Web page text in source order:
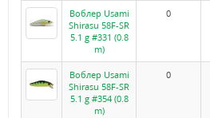
Воблер Usami
Shirasu 58F-SR
5.1 g #331 (0.8
m)
0
Воблер Usami
Shirasu 58F-SR
5.1 g #354 (0.8
m)
0